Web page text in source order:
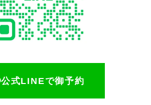
公式LINEで御予約